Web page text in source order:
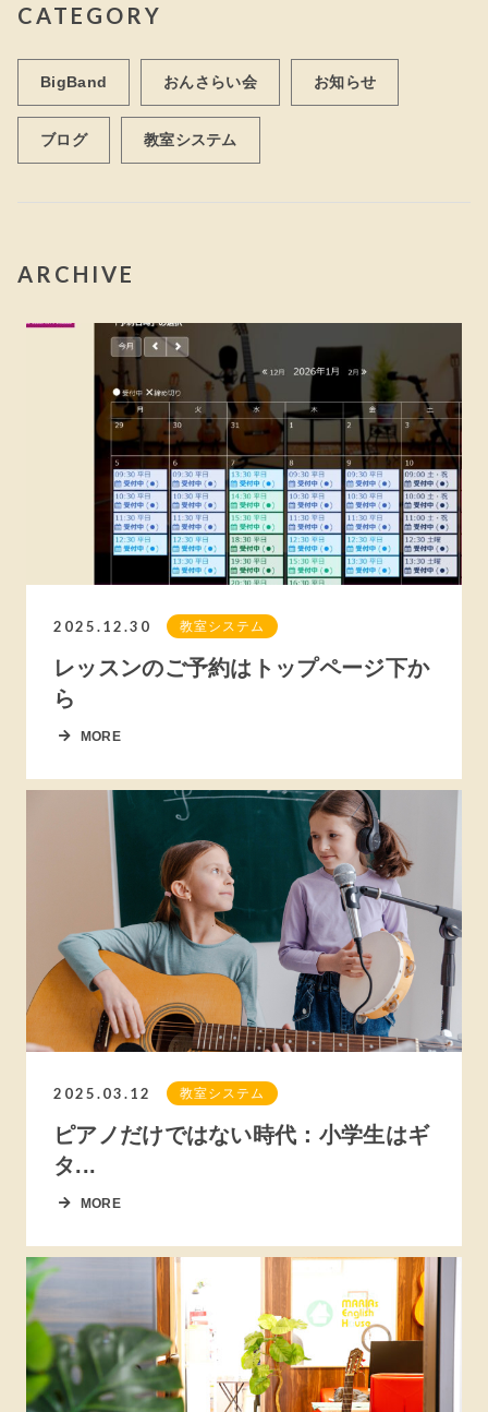
CATEGORY
BigBand おんさらい会 お知らせ
ブログ 教室システム
ARCHIVE
2025.12.30 教室システム
レッスンのご予約はトップページ下か
ら
MORE
2025.03.12 教室システム
ピアノだけではない時代：小学生はギ
タ...
MORE